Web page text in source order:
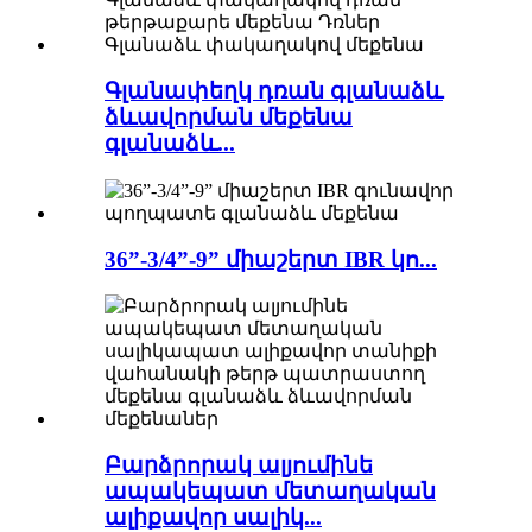
Գլանափեղկ դռան գլանաձև
ձևավորման մեքենա
գլանաձև...
36”-3/4”-9” միաշերտ IBR կո...
Բարձրորակ ալյումինե
ապակեպատ մետաղական
ալիքավոր սալիկ...